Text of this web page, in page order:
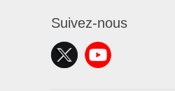
Suivez-nous